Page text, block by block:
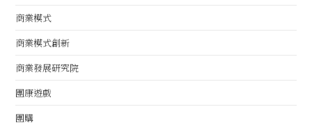
商業模式
商業模式創新
商業發展研究院
團康遊戲
團購